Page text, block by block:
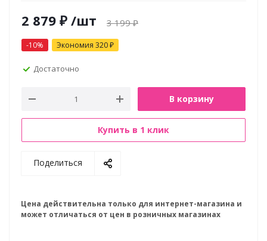
2 879 ₽ /шт 3 199₽
-10% Экономия 320₽
Достаточно
В корзину
Купить в 1 клик
Поделиться
Цена действительна только для интернет-магазина и
может отличаться от цен в розничных магазинах